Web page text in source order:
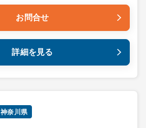
お問合せ
詳細を見る
神奈川県